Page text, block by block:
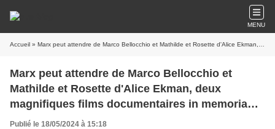
MENU
Accueil » Marx peut attendre de Marco Bellocchio et Mathilde et Rosette d'Alice Ekman, deux magnifiques films documentaires in memoriam sur arte.tv
Marx peut attendre de Marco Bellocchio et
Mathilde et Rosette d'Alice Ekman, deux
magnifiques films documentaires in memoriam
sur arte.tv
Publié le 18/05/2024 à 15:18